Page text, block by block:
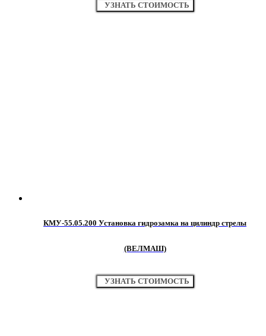
УЗНАТЬ СТОИМОСТЬ
КМУ-55.05.200 Установка гидрозамка на цилиндр стрелы
(ВЕЛМАШ)
УЗНАТЬ СТОИМОСТЬ